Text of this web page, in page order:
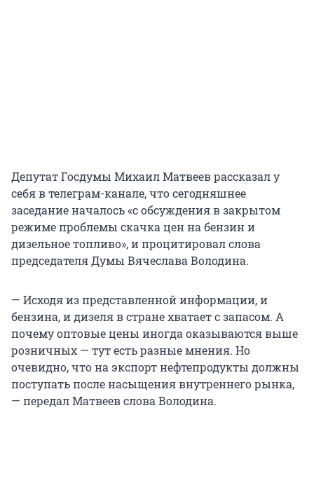
Депутат Госдумы Михаил Матвеев рассказал у
себя в телеграм-канале, что сегодняшнее
заседание началось «с обсуждения в закрытом
режиме проблемы скачка цен на бензин и
дизельное топливо», и процитировал слова
председателя Думы Вячеслава Володина.
— Исходя из представленной информации, и
бензина, и дизеля в стране хватает с запасом. А
почему оптовые цены иногда оказываются выше
розничных — тут есть разные мнения. Но
очевидно, что на экспорт нефтепродукты должны
поступать после насыщения внутреннего рынка,
— передал Матвеев слова Володина.